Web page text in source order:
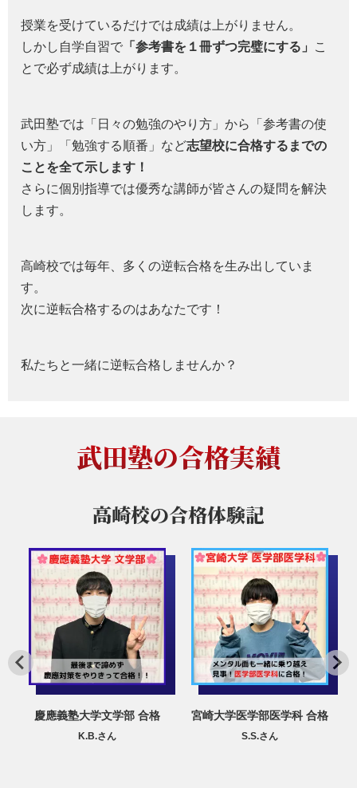
授業を受けているだけでは成績は上がりません。
しかし自学自習で 「参考書を１冊ずつ完璧にする」
こ
とで必ず成績は上がります。
武田塾では「日々の勉強のやり方」から「参考書の使
い方」「勉強する順番」など志望校に合格するまでの
ことを全て示します！
さらに個別指導では優秀な講師が皆さんの疑問を解決
します。
高崎校では毎年、多くの逆転合格を生み出していま
す。
次に逆転合格するのはあなたです！
私たちと一緒に逆転合格しませんか？
武田塾の合格実績
高崎校の合格体験記
宮崎大学医学部医学科 合格
S.S.さん
東北大学農学部、明治大学
農学部、東京農業大学農学